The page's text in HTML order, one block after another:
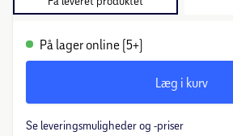
På lager online (5+)
Læg i kurv
Se leveringsmuligheder og -priser